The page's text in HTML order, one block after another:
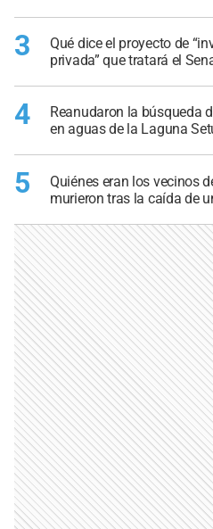
3
Qué dice el proyecto de
privada” que tratará el
4
Reanudaron la búsqueda
en aguas de la Laguna
5
Quiénes eran los vecinos
murieron tras la caída de